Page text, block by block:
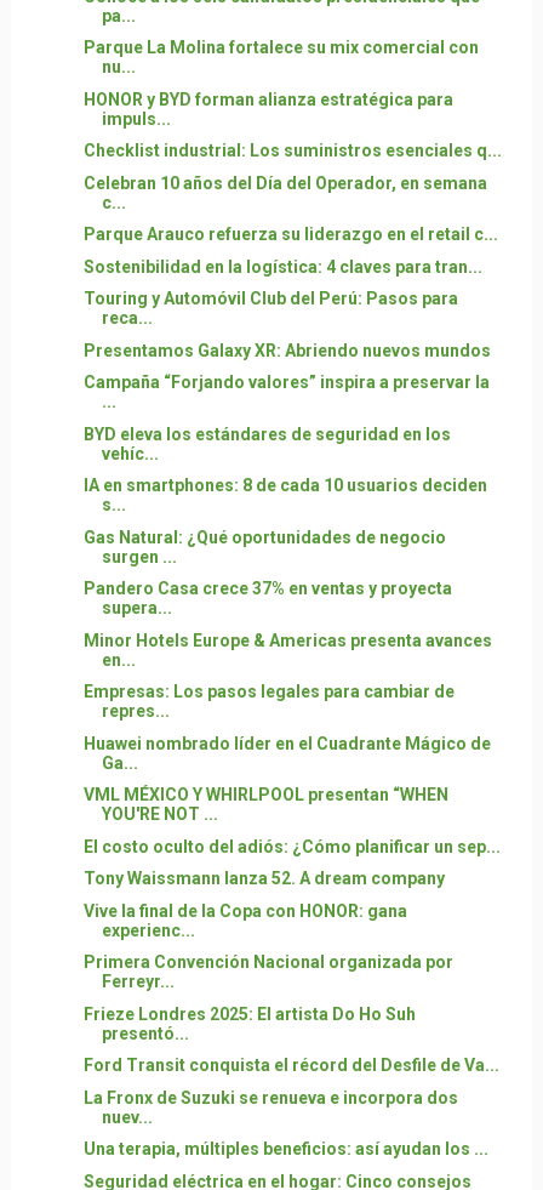
pa...
Parque La Molina fortalece su mix comercial con
nu...
HONOR y BYD forman alianza estratégica para
impuls...
Checklist industrial: Los suministros esenciales q...
Celebran 10 años del Día del Operador, en semana
c...
Parque Arauco refuerza su liderazgo en el retail c...
Sostenibilidad en la logística: 4 claves para tran...
Touring y Automóvil Club del Perú: Pasos para
reca...
Presentamos Galaxy XR: Abriendo nuevos mundos
Campaña “Forjando valores” inspira a preservar la
...
BYD eleva los estándares de seguridad en los
vehíc...
IA en smartphones: 8 de cada 10 usuarios deciden
s...
Gas Natural: ¿Qué oportunidades de negocio
surgen ...
Pandero Casa crece 37% en ventas y proyecta
supera...
Minor Hotels Europe & Americas presenta avances
en...
Empresas: Los pasos legales para cambiar de
repres...
Huawei nombrado líder en el Cuadrante Mágico de
Ga...
VML MÉXICO Y WHIRLPOOL presentan “WHEN
YOU'RE NOT ...
El costo oculto del adiós: ¿Cómo planificar un sep...
Tony Waissmann lanza 52. A dream company
Vive la final de la Copa con HONOR: gana
experienc...
Primera Convención Nacional organizada por
Ferreyr...
Frieze Londres 2025: El artista Do Ho Suh
presentó...
Ford Transit conquista el récord del Desfile de Va...
La Fronx de Suzuki se renueva e incorpora dos
nuev...
Una terapia, múltiples beneficios: así ayudan los ...
Seguridad eléctrica en el hogar: Cinco consejos